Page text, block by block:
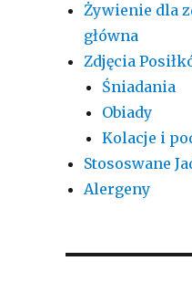
Żywienie dla
główna
Zdjęcia
Śniadania
Obiady
Kolacje i
Stososwane
Alergeny